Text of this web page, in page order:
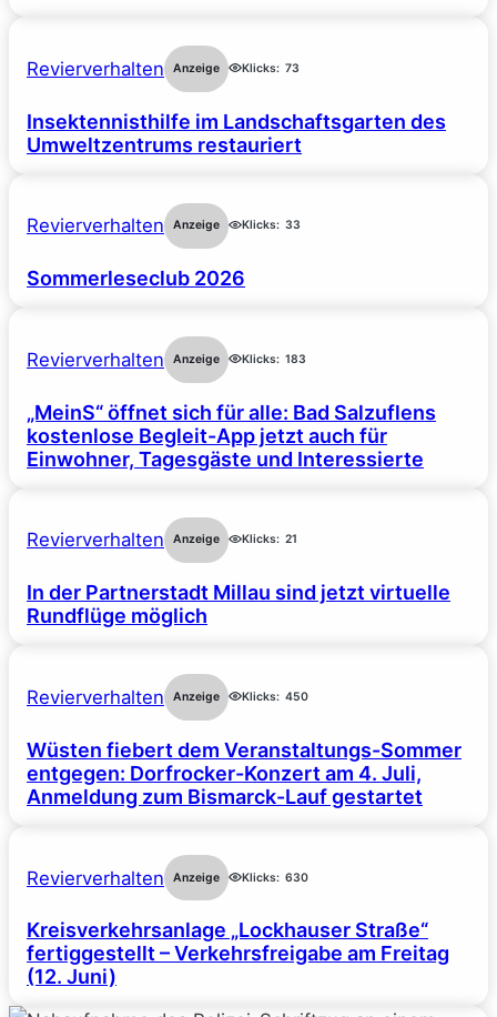
Revierverhalten Anzeige Klicks: 73
Insektennisthilfe im Landschaftsgarten des
Umweltzentrums restauriert
Revierverhalten Anzeige Klicks: 33
Sommerleseclub 2026
Revierverhalten Anzeige Klicks: 183
„MeinS“ öffnet sich für alle: Bad Salzuflens
kostenlose Begleit-App jetzt auch für
Einwohner, Tagesgäste und Interessierte
Revierverhalten Anzeige Klicks: 21
In der Partnerstadt Millau sind jetzt virtuelle
Rundflüge möglich
Revierverhalten Anzeige Klicks: 450
Wüsten fiebert dem Veranstaltungs-Sommer
entgegen: Dorfrocker-Konzert am 4. Juli,
Anmeldung zum Bismarck-Lauf gestartet
Revierverhalten Anzeige Klicks: 630
Kreisverkehrsanlage „Lockhauser Straße“
fertiggestellt – Verkehrsfreigabe am Freitag
(12. Juni)